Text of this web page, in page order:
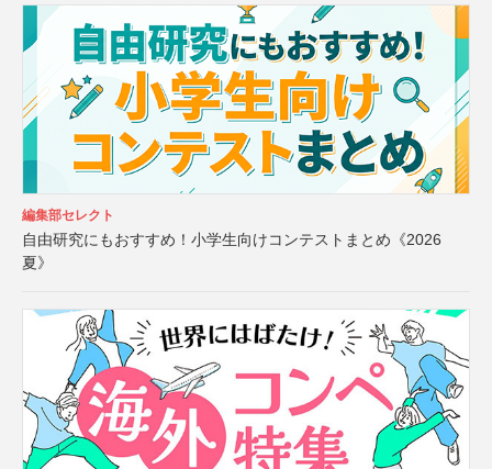
編集部セレクト
自由研究にもおすすめ！小学生向けコンテストまとめ《2026
夏》